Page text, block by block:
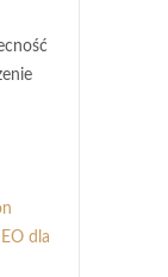
dla